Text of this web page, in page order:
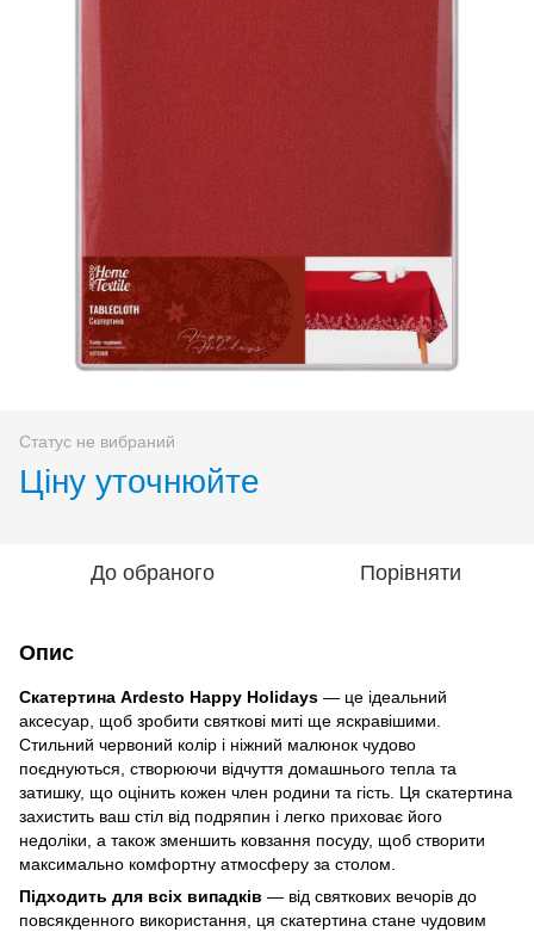
Статус не вибраний
Ціну уточнюйте
До обраного Порівняти
Опис
Скатертина Ardesto Happy Holidays — це ідеальний
аксесуар, щоб зробити святкові миті ще яскравішими.
Стильний червоний колір і ніжний малюнок чудово
поєднуються, створюючи відчуття домашнього тепла та
затишку, що оцінить кожен член родини та гість. Ця скатертина
захистить ваш стіл від подряпин і легко приховає його
недоліки, а також зменшить ковзання посуду, щоб створити
максимально комфортну атмосферу за столом.
Підходить для всіх випадків — від святкових вечорів до
повсякденного використання, ця скатертина стане чудовим